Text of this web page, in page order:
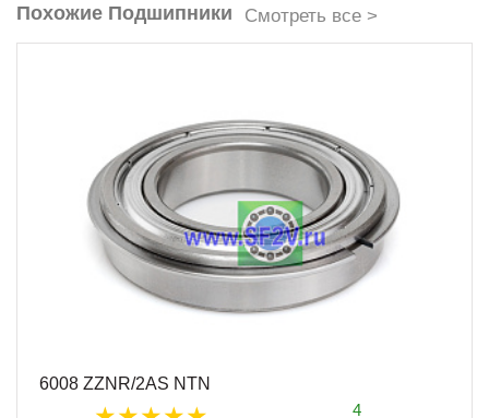
Похожие Подшипники Смотреть все >
6008 ZZNR/2AS NTN
4